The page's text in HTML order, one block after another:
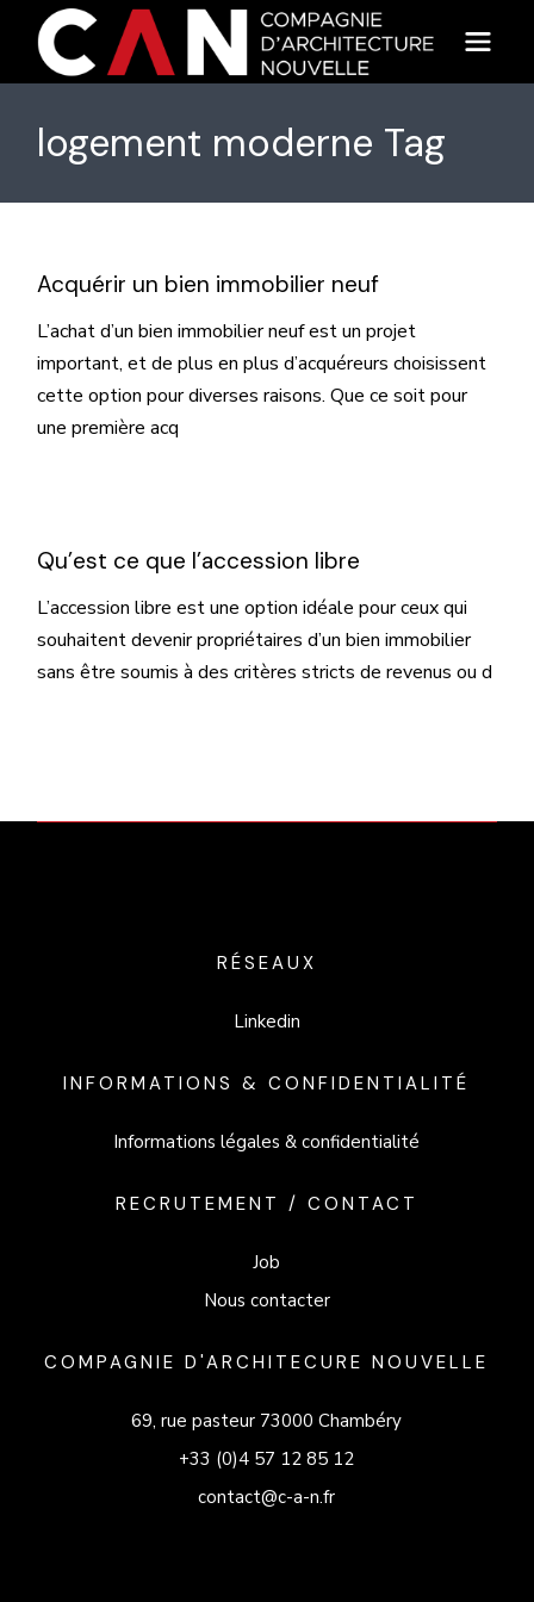
content
logement moderne Tag
Acquérir un bien immobilier neuf
L’achat d’un bien immobilier neuf est un projet
important, et de plus en plus d’acquéreurs choisissent
cette option pour diverses raisons. Que ce soit pour
une première acq
Qu’est ce que l’accession libre
L’accession libre est une option idéale pour ceux qui
souhaitent devenir propriétaires d’un bien immobilier
sans être soumis à des critères stricts de revenus ou d
RÉSEAUX
Linkedin
INFORMATIONS & CONFIDENTIALITÉ
Informations légales & confidentialité
RECRUTEMENT / CONTACT
Job
Nous contacter
COMPAGNIE D'ARCHITECURE NOUVELLE
69, rue pasteur 73000 Chambéry
+33 (0)4 57 12 85 12
contact@c-a-n.fr